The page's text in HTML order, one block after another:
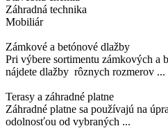
Záhradná technika
Mobiliár
Zámkové a betónové dlažby
Pri výbere sortimentu zámkových a
nájdete dlažby rôznych rozmerov ...
Terasy a záhradné platne
Záhradné platne sa používajú na
odolnosťou od vybraných ...